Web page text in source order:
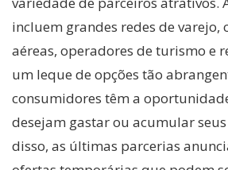
incluem grandes redes de varejo,
aéreas, operadores de turismo e
um leque de opções tão
consumidores têm a
desejam gastar ou acumular
disso, as últimas parcerias